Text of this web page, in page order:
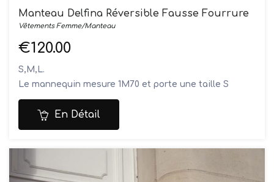
Manteau Delfina Réversible Fausse Fourrure
Vêtements Femme/Manteau
€120.00
S,M,L.
Le mannequin mesure 1M70 et porte une taille S
Composition: 100% polyester
Ne pas laverEn Détail